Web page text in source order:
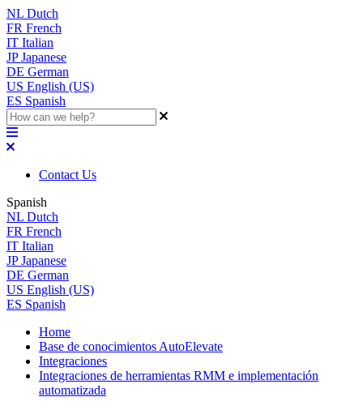
NL Dutch
FR French
IT Italian
JP Japanese
DE German
US English (US)
ES Spanish
Contact Us
Spanish
NL Dutch
FR French
IT Italian
JP Japanese
DE German
US English (US)
ES Spanish
Home
Base de conocimientos AutoElevate
Integraciones
Integraciones de herramientas RMM e implementación
automatizada